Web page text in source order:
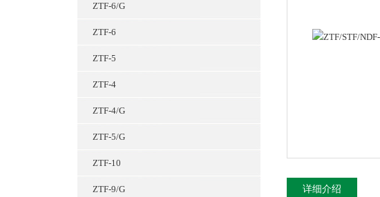
ZTF-6/G
ZTF-6
ZTF-5
ZTF-4
ZTF-4/G
ZTF-5/G
ZTF-10
ZTF-9/G 详细介绍